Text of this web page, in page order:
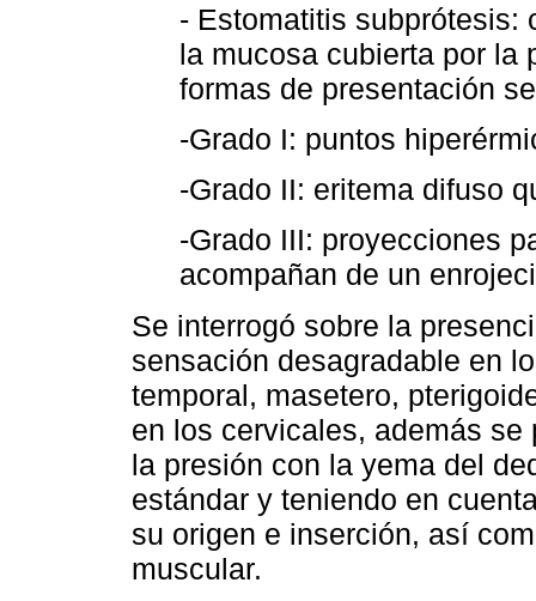
- Estomatitis subprótesis:
la mucosa cubierta por la
formas de presentación
-Grado I: puntos
-Grado II: eritema difuso
-Grado III: proyecciones
acompañan de un
Se interrogó sobre la
sensación desagradable en
temporal, masetero,
en los cervicales, además
la presión con la yema del
estándar y teniendo en
su origen e inserción, así
muscular.